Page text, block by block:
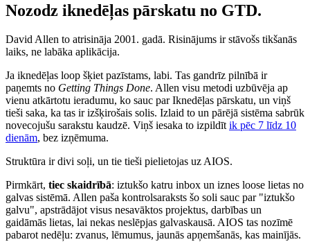
Nozodz iknedēļas pārskatu no GTD.
David Allen to atrisināja 2001. gadā. Risinājums ir stāvošs tikšanās
laiks, ne labāka aplikācija.
Ja iknedēļas loop šķiet pazīstams, labi. Tas gandrīz pilnībā ir
paņemts no Getting Things Done. Allen visu metodi uzbūvēja ap
vienu atkārtotu ieradumu, ko sauc par Iknedēļas pārskatu, un viņš
tieši saka, ka tas ir izšķirošais solis. Izlaid to un pārējā sistēma sabrūk
novecojušu sarakstu kaudzē. Viņš iesaka to izpildīt ik pēc 7 līdz 10
dienām, bez izņēmuma.
Struktūra ir divi soļi, un tie tieši pielietojas uz AIOS.
Pirmkārt, tiec skaidrībā: iztukšo katru inbox un iznes loose lietas no
galvas sistēmā. Allen paša kontrolsaraksts šo soli sauc par "iztukšo
galvu", apstrādājot visus nesavāktos projektus, darbības un
gaidāmās lietas, lai nekas neslēpjas galvaskausā. AIOS tas nozīmē
pabarot nedēļu: zvanus, lēmumus, jaunās apņemšanās, kas mainījās.